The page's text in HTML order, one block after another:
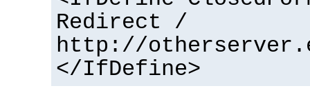
Redirect /
http://
</IfDefine>